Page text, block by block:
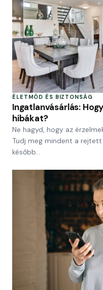
ÉLETMÓD ÉS BIZTONSÁG
Ingatlanvásárlás:
hibákat?
Ne hagyd, hogy az
Tudj meg mindent a
később…